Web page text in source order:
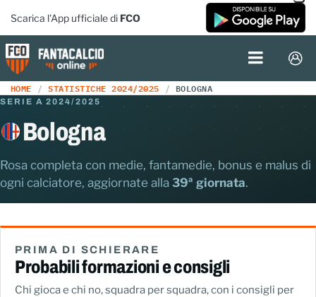
Scarica l'App ufficiale di FCO
HOME STATISTICHE 2024/2025 BOLOGNA
SERIE A 2024/2025
Bologna
Rosa completa con medie, fantamedie, bonus e malus di
ogni calciatore, aggiornate alla 39ª giornata.
PRIMA DI SCHIERARE
Probabili formazioni e consigli
Chi gioca e chi no, squadra per squadra, con i consigli per